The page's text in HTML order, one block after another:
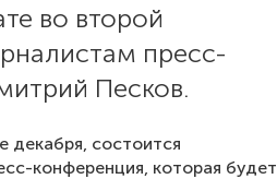
во второй
пресс-
Песков.
декабря, состоится
конференция, которая будет